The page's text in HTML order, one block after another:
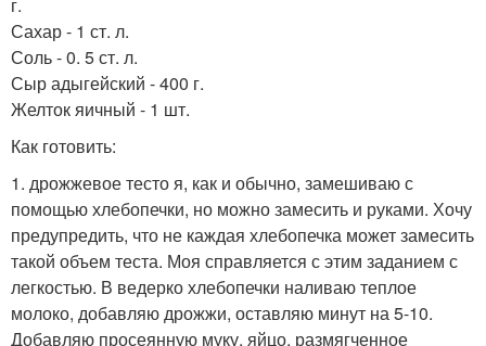
Сахар - 1 ст. л.
Соль - 0. 5 ст. л.
Сыр адыгейский - 400 г.
Желток яичный - 1 шт.
Как готовить:
1. дрожжевое тесто я, как и обычно, замешиваю с
помощью хлебопечки, но можно замесить и руками. Хочу
предупредить, что не каждая хлебопечка может замесить
такой объем теста. Моя справляется с этим заданием с
легкостью. В ведерко хлебопечки наливаю теплое
молоко, добавляю дрожжи, оставляю минут на 5-10.
Добавляю просеянную муку, яйцо, размягченное